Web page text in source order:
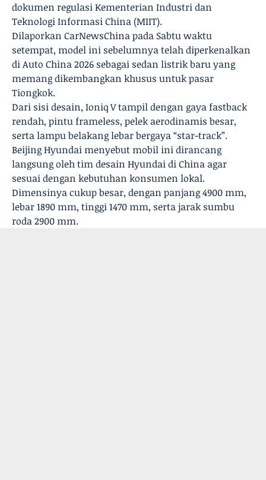
dokumen regulasi Kementerian Industri dan
Teknologi Informasi China (MIIT).
Dilaporkan CarNewsChina pada Sabtu waktu
setempat, model ini sebelumnya telah diperkenalkan
di Auto China 2026 sebagai sedan listrik baru yang
memang dikembangkan khusus untuk pasar
Tiongkok.
Dari sisi desain, Ioniq V tampil dengan gaya fastback
rendah, pintu frameless, pelek aerodinamis besar,
serta lampu belakang lebar bergaya “star-track”.
Beijing Hyundai menyebut mobil ini dirancang
langsung oleh tim desain Hyundai di China agar
sesuai dengan kebutuhan konsumen lokal.
Dimensinya cukup besar, dengan panjang 4900 mm,
lebar 1890 mm, tinggi 1470 mm, serta jarak sumbu
roda 2900 mm.